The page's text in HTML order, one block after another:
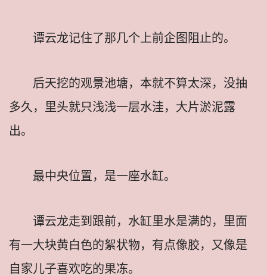
谭云龙记住了那几个上前企图阻止的。
后天挖的观景池塘，本就不算太深，没抽
多久，里头就只浅浅一层水洼，大片淤泥露
出。
最中央位置，是一座水缸。
谭云龙走到跟前，水缸里水是满的，里面
有一大块黄白色的絮状物，有点像胶，又像是
自家儿子喜欢吃的果冻。